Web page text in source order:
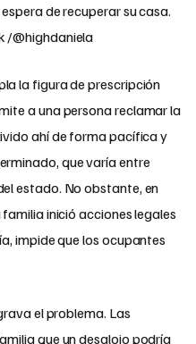
de recuperar su casa.
/@highdaniela
la figura de prescripción
a una persona reclamar la
ahí de forma pacífica y
que varía entre
estado. No obstante, en
inició acciones legales
impide que los ocupantes
el problema. Las
que un desalojo podría